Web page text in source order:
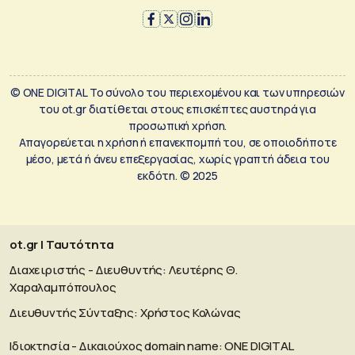
© ONE DIGITAL Το σύνολο του περιεχομένου και των υπηρεσιών
του ot.gr διατίθεται στους επισκέπτες αυστηρά για
προσωπική χρήση.
Απαγορεύεται η χρήση ή επανεκπομπή του, σε οποιοδήποτε
μέσο, μετά ή άνευ επεξεργασίας, χωρίς γραπτή άδεια του
εκδότη. © 2025
ot.gr | Ταυτότητα
Διαχειριστής - Διευθυντής: Λευτέρης Θ.
Χαραλαμπόπουλος
Διευθυντής Σύνταξης: Χρήστος Κολώνας
Ιδιοκτησία - Δικαιούχος domain name: ΟΝΕ DIGITAL